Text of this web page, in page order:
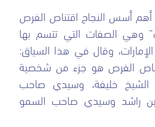
أسس النجاح اقتناص الفرص
وهي الصفات التي تتسم بها
وقال في هذا السياق:
الفرص هو جزء من شخصية
خليفة، وسيدي صاحب
راشد وسيدي صاحب السمو